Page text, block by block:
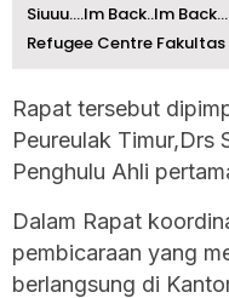
Siuuu….Im Back..Im Back…
Rapat tersebut
Peureulak Timur,Drs
Penghulu Ahli
Dalam Rapat
pembicaraan yang
berlangsung di